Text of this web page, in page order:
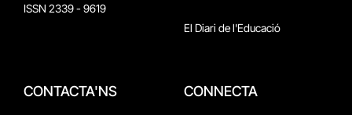
ISSN 2339 - 9619
El Diari de l'Educació
CONTACTA'NS CONNECTA